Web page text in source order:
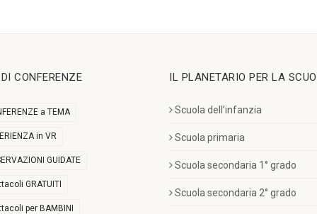
CONFERENZE
a TEMA
in VR
GUIDATE
GRATUITI
per BAMBINI
IL PLANETARIO PER LA
Scuola dell’infanzia
Scuola primaria
Scuola secondaria 1° grado
Scuola secondaria 2° grado